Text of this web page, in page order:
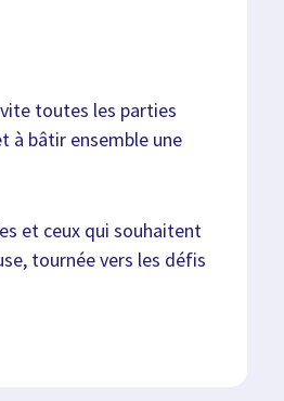
toutes les parties
à bâtir ensemble une
et ceux qui souhaitent
tournée vers les défis